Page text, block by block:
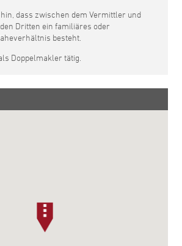
dass zwischen dem Vermittler und
Dritten ein familiäres oder
besteht.
Doppelmakler tätig.